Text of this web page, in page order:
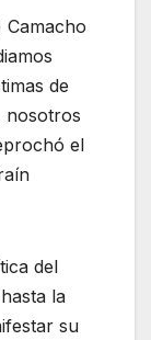
Camacho
de
nosotros
el
del
la
su